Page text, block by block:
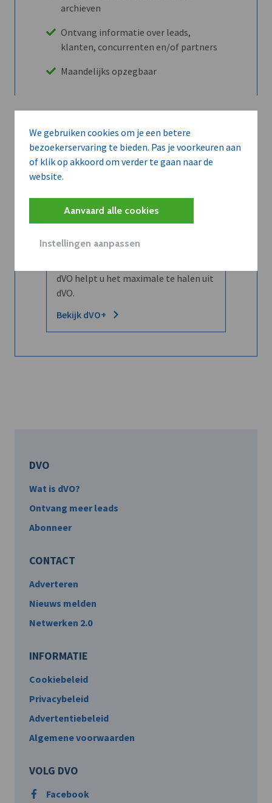
We gebruiken cookies om je een betere
bezoekerservaring te bieden. Pas je voorkeuren aan
of klik op akkoord om verder te gaan naar de
website.
Aanvaard alle cookies
Instellingen aanpassen
archieven
Ontvang informatie over leads,
klanten, concurrenten en/of partners
Maandelijks opzegbaar
Abboneer
kent?
dVO helpt u het maximale te halen uit
dVO.
Bekijk dVO+
DVO
Wat is dVO?
Ontvang meer leads
Abonneer
CONTACT
Adverteren
Nieuws melden
Netwerken 2.0
INFORMATIE
Cookiebeleid
Privacybeleid
Advertentiebeleid
Algemene voorwaarden
VOLG DVO
Facebook